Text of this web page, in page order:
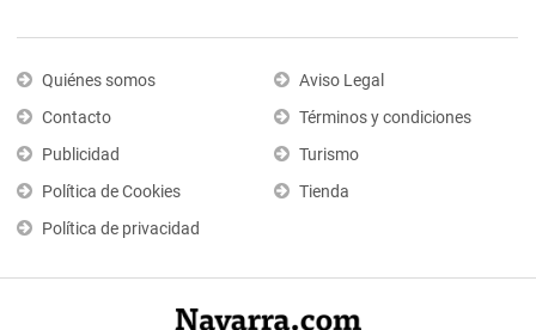
Quiénes somos
Contacto
Publicidad
Política de Cookies
Política de privacidad
Aviso Legal
Términos y condiciones
Turismo
Tienda